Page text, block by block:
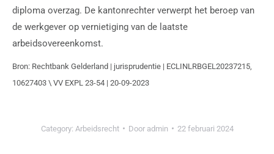
diploma overzag. De kantonrechter verwerpt het beroep van
de werkgever op vernietiging van de laatste
arbeidsovereenkomst.
Bron: Rechtbank Gelderland | jurisprudentie | ECLINLRBGEL20237215,
10627403 \ VV EXPL 23-54 | 20-09-2023
Category: Arbeidsrecht Door admin 22 februari 2024